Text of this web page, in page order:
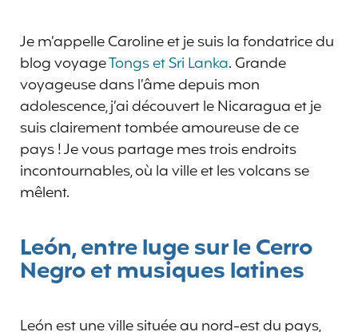
Je m’appelle Caroline et je suis la fondatrice du
blog voyageTongs et Sri Lanka. Grande
voyageuse dans l’âme depuis mon
adolescence, j’ai découvert le Nicaragua et je
suis clairement tombée amoureuse de ce
pays ! Je vous partage mes trois endroits
incontournables, où la ville et les volcans se
mêlent.
León, entre luge sur le Cerro
Negro et musiques latines
León est une ville située au nord-est du pays,